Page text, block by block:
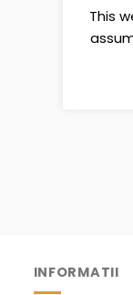
INFORMATII
This